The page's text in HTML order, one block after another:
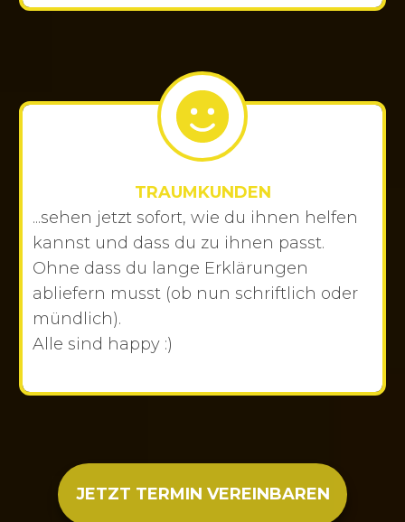
TRAUMKUNDEN
...sehen jetzt sofort, wie du ihnen helfen
kannst und dass du zu ihnen passt.
Ohne dass du lange Erklärungen
abliefern musst (ob nun schriftlich oder
mündlich).
Alle sind happy :)
JETZT TERMIN VEREINBAREN